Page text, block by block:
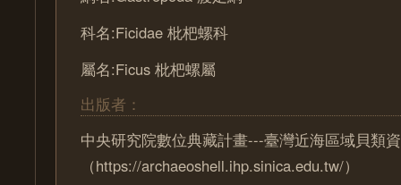
科名:Ficidae 枇杷螺科
屬名:Ficus 枇杷螺屬
出版者：
中央研究院數位典藏計畫---臺灣近海區域貝類
（https://archaeoshell.ihp.sinica.edu.tw/）